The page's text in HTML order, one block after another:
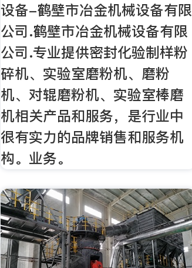
设备-鹤壁市冶金机械设备有限
公司.鹤壁市冶金机械设备有限
公司.专业提供密封化验制样粉
碎机、实验室磨粉机、磨粉
机、对辊磨粉机、实验室棒磨
机相关产品和服务，是行业中
很有实力的品牌销售和服务机
构。业务。